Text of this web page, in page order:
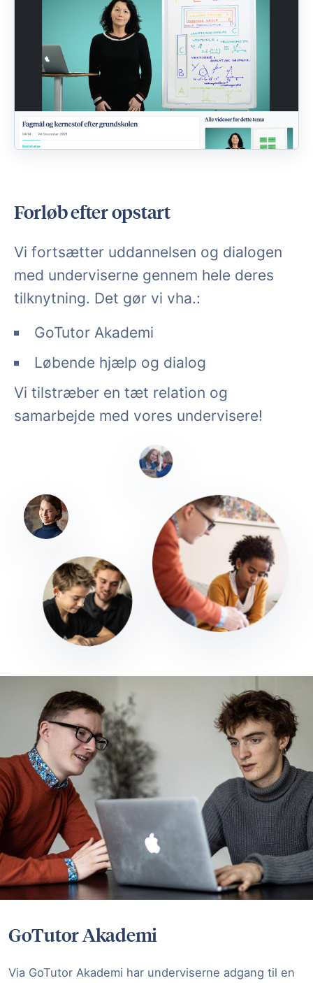
Forløb efter opstart
Vi fortsætter uddannelsen og dialogen
med underviserne gennem hele deres
tilknytning. Det gør vi vha.:
GoTutor Akademi
Løbende hjælp og dialog
Vi tilstræber en tæt relation og
samarbejde med vores undervisere!
GoTutor Akademi
Via GoTutor Akademi har underviserne adgang til en